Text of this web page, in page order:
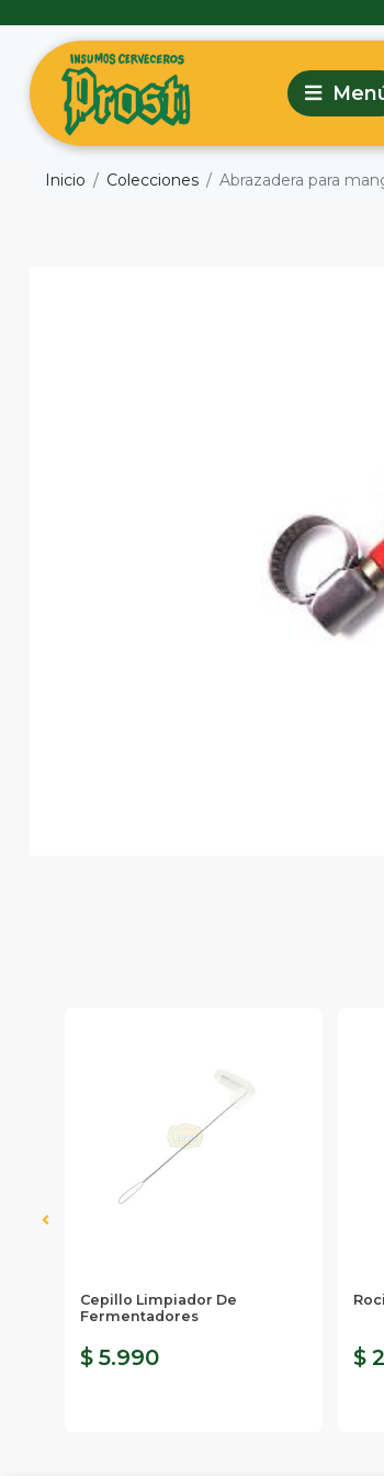
Inicio Colecciones Abrazadera para
Cepillo Limpiador De
Fermentadores
$ 5.990 $